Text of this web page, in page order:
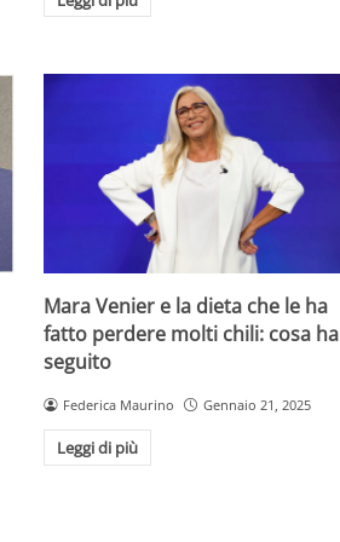
Mara Venier e la dieta che le ha
fatto perdere molti chili: cosa ha
seguito
Federica Maurino Gennaio 21, 2025
Leggi di più